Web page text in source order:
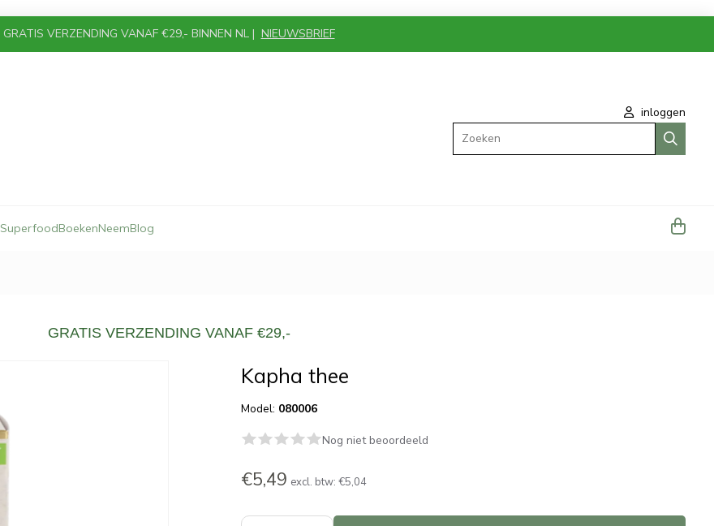
GRATIS VERZENDING VANAF €29,- BINNEN NL | NIEUWSBRIEF
inloggen
Zoeken
SuperfoodBoekenNeemBlog
GRATIS VERZENDING VANAF €29,-
Kapha thee
Model: 080006
Nog niet beoordeeld
€5,49 excl. btw:€5,04